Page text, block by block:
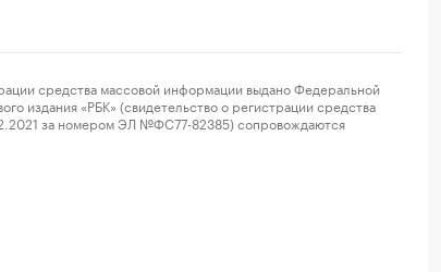
средства массовой информации выдано Федеральной
издания «РБК» (свидетельство о регистрации средства
за номером ЭЛ №ФС77-82385) сопровождаются